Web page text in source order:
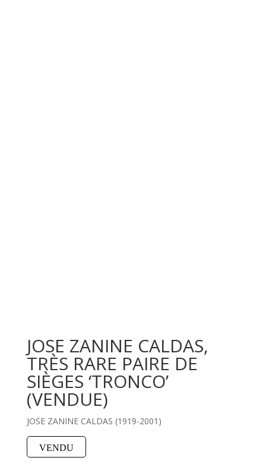
JOSE ZANINE CALDAS,
TRÈS RARE PAIRE DE
SIÈGES ‘TRONCO’
(VENDUE)
JOSE ZANINE CALDAS (1919-2001)
VENDU